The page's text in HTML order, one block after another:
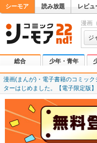
シーモア 読み放題 レビュ
漫画
ジ
総合 少年・青年
漫画(まんが)・電子書籍のコミック
ターはじめました。【電子限定版】